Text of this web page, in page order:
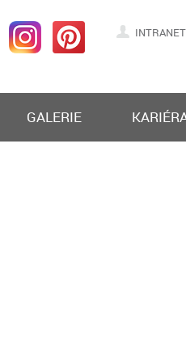
GALERIE
INTRANET